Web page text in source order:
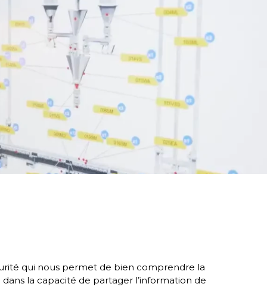
qui nous permet de bien comprendre la
la capacité de partager l’information de